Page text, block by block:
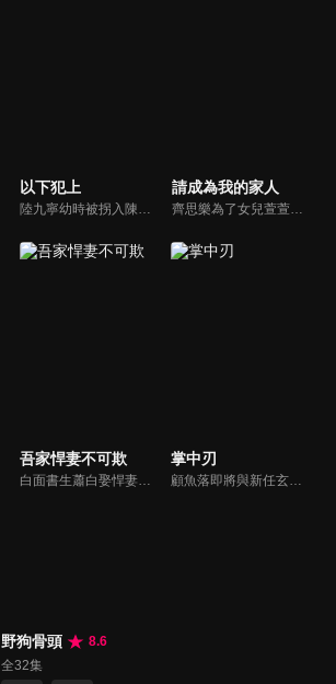
以下犯上
陸九寧幼時被拐入陳府為奴，與陳婉兒情同姊妹。婉兒入宮後遭姝王妃陷害身亡，九寧誓要雪冤。她在繡坊受辱卻憑才智自保，得皇叔允祕相助，查出姝王妃罪證。追查中更揭開陳府長年拐賣女子、勾結貪官的黑幕，婉兒亦因此遇害。九寧聯手允祕蒐證上呈，惡徒伏法，被拐女子獲救。
請成為我的家人
齊思樂為了女兒萱萱的手術費，需要拿下茂林策劃案訂單，苦纏茂林老闆宋皓宇。而宋皓宇也在帶兒子辰辰挑選生日禮物時，發現齊思樂身上有一枚和辰辰一樣的胸針。宋皓宇通過胸針的線索，逐漸確認了萱萱和辰辰的關係。為了能讓兩個孩子有圓滿的家庭，宋皓宇向齊思樂提出求婚，兩人自此走入前途未卜的婚姻。
吾家悍妻不可欺
白面書生蕭白娶悍妻徐三娘，誰知她是失憶女將軍，他是隱姓世子爺。假夫妻變真戰友，組百姓軍抗倭寇，鬥權宦，夫妻聯手揭陰謀，救孤寡，在亂世中為百姓打下一座俠義之城。
掌中刃
顧魚落即將與新任玄機閣閣主顧朝夕成婚之際，顧朝夕遭人暗殺了。為穩定局勢，魚落得找個人來假扮顧朝夕。而太子殷晝為避禍調查潛入顧家，假扮顧朝夕。殷晝人前溫柔繾綣，人後殺伐果斷，卻發現魚落的夫君竟正是當年他失蹤的大哥。各自懷揣秘密的二人從針鋒相對到互生情愫，最終心意相通。
野狗骨頭
8.6
全32集